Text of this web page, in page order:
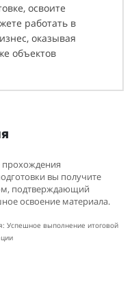
освоите
работать в
оказывая
объектов
прохождения
вы получите
подтверждающий
освоение материала.
Успешное выполнение итоговой